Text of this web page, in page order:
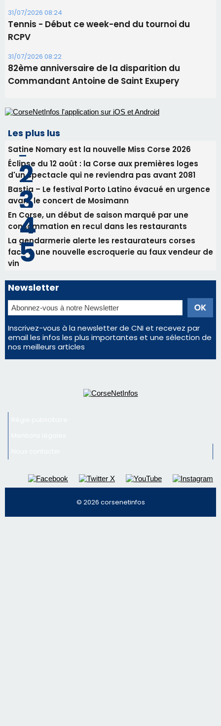
31/07/2026 08:24
Tennis - Début ce week-end du tournoi du
RCPV
31/07/2026 08:22
82ème anniversaire de la disparition du
Commandant Antoine de Saint Exupery
Les plus lus
Satine Nomary est la nouvelle Miss Corse 2026
Éclipse du 12 août : la Corse aux premières loges
d'un spectacle qui ne reviendra pas avant 2081
Bastia – Le festival Porto Latino évacué en urgence
avant le concert de Mosimann
En Corse, un début de saison marqué par une
consommation en recul dans les restaurants
La gendarmerie alerte les restaurateurs corses
face à une nouvelle escroquerie au faux vendeur de
vin
Newsletter
Inscrivez-vous à la newsletter de CNI et recevez par
email les infos les plus importantes et une sélection de
nos meilleurs articles
© 2026 corsenetinfos